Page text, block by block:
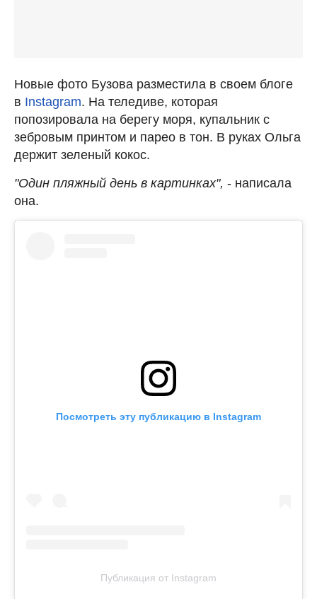
Новые фото Бузова разместила в своем блоге
в Instagram. На теледиве, которая
попозировала на берегу моря, купальник с
зебровым принтом и парео в тон. В руках Ольга
держит зеленый кокос.
"Один пляжный день в картинках", - написала
она.
Посмотреть эту публикацию в Instagram
Публикация от Instagram